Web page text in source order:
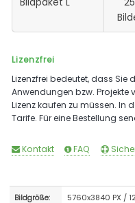
Lizenzfrei
Lizenzfrei bedeutet, dass
Anwendungen bzw. Projekte
Lizenz kaufen zu müssen. In
Tarife. Für eine Bestellung
Kontakt FAQ
Bildgröße:
5760x3840 PX /